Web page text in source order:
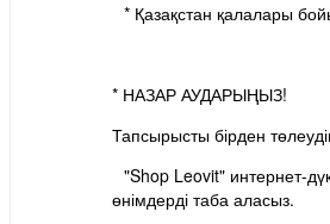
⠀* Қазақстан қалалары
* НАЗАР АУДАРЫҢЫЗ!
Тапсырысты бірден
⠀"Shop Leovit" интернет-
өнімдерді таба аласыз.